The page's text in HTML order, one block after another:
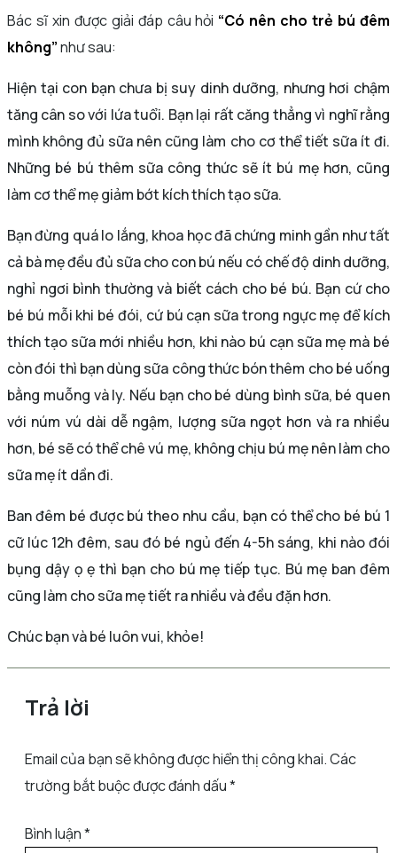
Bác sĩ xin được giải đáp câu hỏi “Có nên cho trẻ bú đêm
không”như sau:
Hiện tại con bạn chưa bị suy dinh dưỡng, nhưng hơi chậm
tăng cân so với lứa tuổi. Bạn lại rất căng thẳng vì nghĩ rằng
mình không đủ sữa nên cũng làm cho cơ thể tiết sữa ít đi.
Những bé bú thêm sữa công thức sẽ ít bú mẹ hơn, cũng
làm cơ thể mẹ giảm bớt kích thích tạo sữa.
Bạn đừng quá lo lắng, khoa học đã chứng minh gần như tất
cả bà mẹ đều đủ sữa cho con bú nếu có chế độ dinh dưỡng,
nghỉ ngơi bình thường và biết cách cho bé bú. Bạn cứ cho
bé bú mỗi khi bé đói, cứ bú cạn sữa trong ngực mẹ để kích
thích tạo sữa mới nhiều hơn, khi nào bú cạn sữa mẹ mà bé
còn đói thì bạn dùng sữa công thức bón thêm cho bé uống
bằng muỗng và ly. Nếu bạn cho bé dùng bình sữa, bé quen
với núm vú dài dễ ngậm, lượng sữa ngọt hơn và ra nhiều
hơn, bé sẽ có thể chê vú mẹ, không chịu bú mẹ nên làm cho
sữa mẹ ít dần đi.
Ban đêm bé được bú theo nhu cầu, bạn có thể cho bé bú 1
cữ lúc 12h đêm, sau đó bé ngủ đến 4-5h sáng, khi nào đói
bụng dậy ọ ẹ thì bạn cho bú mẹ tiếp tục. Bú mẹ ban đêm
cũng làm cho sữa mẹ tiết ra nhiều và đều đặn hơn.
Chúc bạn và bé luôn vui, khỏe!
Trả lời
Email của bạn sẽ không được hiển thị công khai.Các
trường bắt buộc được đánh dấu*
Bình luận*